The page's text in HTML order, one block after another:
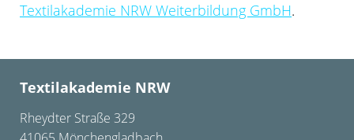
Textilakademie NRW Weiterbildung GmbH.
Textilakademie NRW
Rheydter Straße 329